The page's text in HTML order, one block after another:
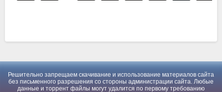
Решительно запрещаем скачивание и использование материалов сайта
без письменного разрешения со стороны администрации сайта. Любые
данные и торрент файлы могут удалится по первому требованию